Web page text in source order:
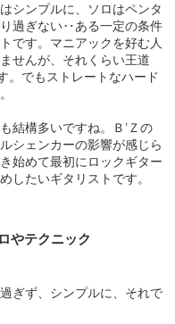
シンプルに、ソロはペンタ
過ぎない‥ある一定の条件
です。マニアックを好む人
せんが、それくらい王道
。でもストレートなハード
結構多いですね。Ｂ’Ｚの
シェンカーの影響が感じら
始めて最初にロックギター
したいギタリストです。
やテクニック
ぎず、シンプルに、それで